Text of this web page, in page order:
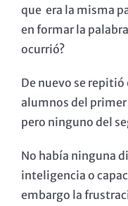
que era la misma
en formar la
ocurrió?
De nuevo se
alumnos del
pero ninguno del
No había ninguna
inteligencia o
embargo la